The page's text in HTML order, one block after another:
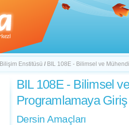
Bilişim Enstitüsü / BIL 108E - Bilimsel ve
BIL 108E - Bilimsel
Programlamaya
Dersin Amaçları